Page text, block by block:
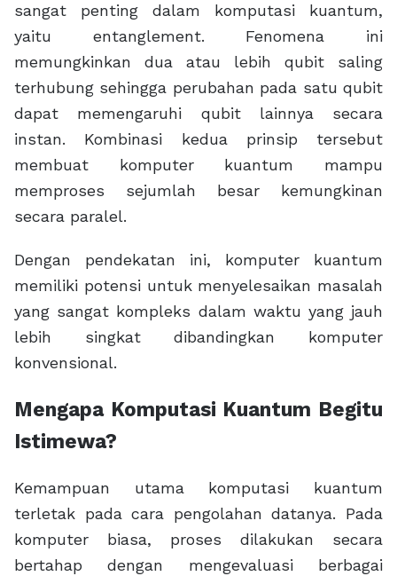
sangat penting dalam komputasi kuantum,
yaitu entanglement. Fenomena ini
memungkinkan dua atau lebih qubit saling
terhubung sehingga perubahan pada satu qubit
dapat memengaruhi qubit lainnya secara
instan. Kombinasi kedua prinsip tersebut
membuat komputer kuantum mampu
memproses sejumlah besar kemungkinan
secara paralel.
Dengan pendekatan ini, komputer kuantum
memiliki potensi untuk menyelesaikan masalah
yang sangat kompleks dalam waktu yang jauh
lebih singkat dibandingkan komputer
konvensional.
Mengapa Komputasi Kuantum Begitu
Istimewa?
Kemampuan utama komputasi kuantum
terletak pada cara pengolahan datanya. Pada
komputer biasa, proses dilakukan secara
bertahap dengan mengevaluasi berbagai